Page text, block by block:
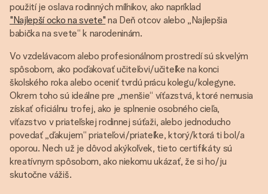
použití je oslava rodinných míľnikov, ako napríklad
"Najlepší ocko na svete" na Deň otcov alebo „Najlepšia
babička na svete“ k narodeninám.
Vo vzdelávacom alebo profesionálnom prostredí sú skvelým
spôsobom, ako poďakovať učiteľovi/učiteľke na konci
školského roka alebo oceniť tvrdú prácu kolegu/kolegyne.
Okrem toho sú ideálne pre „menšie“ víťazstvá, ktoré nemusia
získať oficiálnu trofej, ako je splnenie osobného cieľa,
víťazstvo v priateľskej rodinnej súťaži, alebo jednoducho
povedať „ďakujem“ priateľovi/priateľke, ktorý/ktorá ti bol/a
oporou. Nech už je dôvod akýkoľvek, tieto certifikáty sú
kreatívnym spôsobom, ako niekomu ukázať, že si ho/ju
skutočne vážiš.